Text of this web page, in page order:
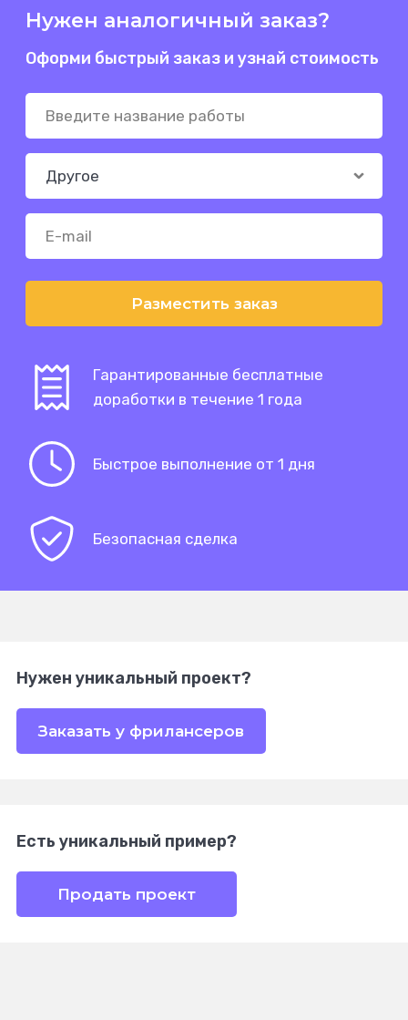
Нужен аналогичный заказ?
Оформи быстрый заказ и узнай стоимость
Разместить заказ
Гарантированные бесплатные
доработки в течение 1 года
Быстрое выполнение от 1 дня
Безопасная сделка
Нужен уникальный проект?
Заказать у фрилансеров
Есть уникальный пример?
Продать проект